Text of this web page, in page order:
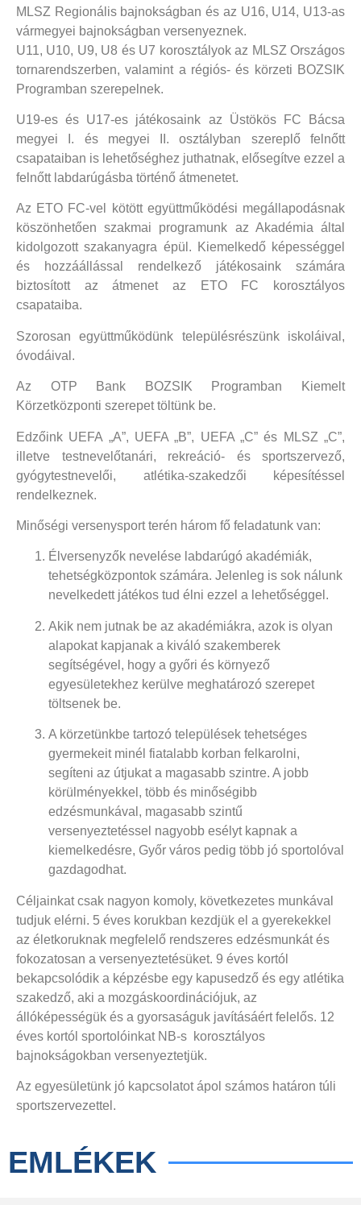
MLSZ Regionális bajnokságban és az U16, U14, U13-as
vármegyei bajnokságban versenyeznek.
U11, U10, U9, U8 és U7 korosztályok az MLSZ Országos
tornarendszerben, valamint a régiós- és körzeti BOZSIK
Programban szerepelnek.
U19-es és U17-es játékosaink az Üstökös FC Bácsa
megyei I. és megyei II. osztályban szereplő felnőtt
csapataiban is lehetőséghez juthatnak, elősegítve ezzel a
felnőtt labdarúgásba történő átmenetet.
Az ETO FC-vel kötött együttműködési megállapodásnak
köszönhetően szakmai programunk az Akadémia által
kidolgozott szakanyagra épül. Kiemelkedő képességgel
és hozzáállással rendelkező játékosaink számára
biztosított az átmenet az ETO FC korosztályos
csapataiba.
Szorosan együttműködünk településrészünk iskoláival,
óvodáival.
Az OTP Bank BOZSIK Programban Kiemelt
Körzetközponti szerepet töltünk be.
Edzőink UEFA „A”, UEFA „B”, UEFA „C” és MLSZ „C”,
illetve testnevelőtanári, rekreáció- és sportszervező,
gyógytestnevelői, atlétika-szakedzői képesítéssel
rendelkeznek.
Minőségi versenysport terén három fő feladatunk van:
Élversenyzők nevelése labdarúgó akadémiák,
tehetségközpontok számára. Jelenleg is sok nálunk
nevelkedett játékos tud élni ezzel a lehetőséggel.
Akik nem jutnak be az akadémiákra, azok is olyan
alapokat kapjanak a kiváló szakemberek
segítségével, hogy a győri és környező
egyesületekhez kerülve meghatározó szerepet
töltsenek be.
A körzetünkbe tartozó települések tehetséges
gyermekeit minél fiatalabb korban felkarolni,
segíteni az útjukat a magasabb szintre. A jobb
körülményekkel, több és minőségibb
edzésmunkával, magasabb szintű
versenyeztetéssel nagyobb esélyt kapnak a
kiemelkedésre, Győr város pedig több jó sportolóval
gazdagodhat.
Céljainkat csak nagyon komoly, következetes munkával
tudjuk elérni. 5 éves korukban kezdjük el a gyerekekkel
az életkoruknak megfelelő rendszeres edzésmunkát és
fokozatosan a versenyeztetésüket. 9 éves kortól
bekapcsolódik a képzésbe egy kapusedző és egy atlétika
szakedző, aki a mozgáskoordinációjuk, az
állóképességük és a gyorsaságuk javításáért felelős. 12
éves kortól sportolóinkat NB-s korosztályos
bajnokságokban versenyeztetjük.
Az egyesületünk jó kapcsolatot ápol számos határon túli
sportszervezettel.
EMLÉKEK